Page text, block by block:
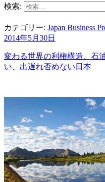
検索:
カテゴリー: Japan Business
2014年5月30日
変わる世界の利権構造、石
い、出遅れ否めない日本